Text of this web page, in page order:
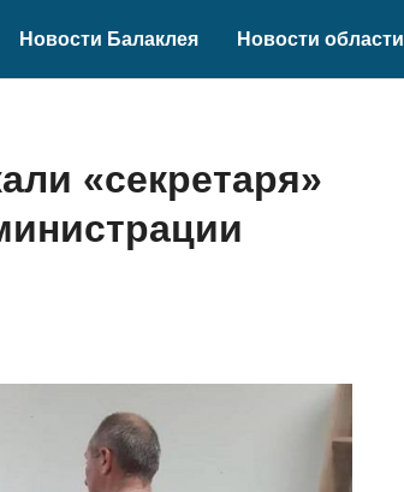
Новости Балаклея Новости области
«секретаря»